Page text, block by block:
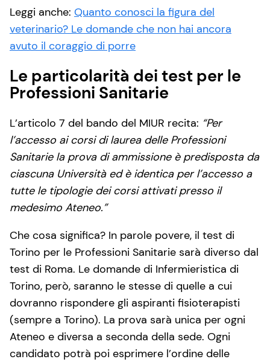
Leggi anche: Quanto conosci la figura del
veterinario? Le domande che non hai ancora
avuto il coraggio di porre
Le particolarità dei test per le
Professioni Sanitarie
L’articolo 7 del bando del MIUR recita: “Per
l’accesso ai corsi di laurea delle Professioni
Sanitarie la prova di ammissione è predisposta da
ciascuna Università ed è identica per l’accesso a
tutte le tipologie dei corsi attivati presso il
medesimo Ateneo.”
Che cosa significa? In parole povere, il test di
Torino per le Professioni Sanitarie sarà diverso dal
test di Roma. Le domande di Infermieristica di
Torino, però, saranno le stesse di quelle a cui
dovranno rispondere gli aspiranti fisioterapisti
(sempre a Torino). La prova sarà unica per ogni
Ateneo e diversa a seconda della sede. Ogni
candidato potrà poi esprimere l’ordine delle